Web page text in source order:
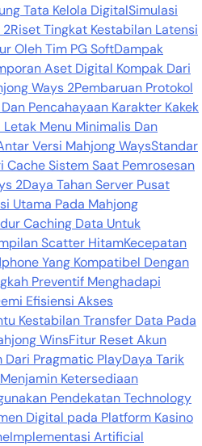
Tata Kelola DigitalSimulasi
2Riset Tingkat Kestabilan Latensi
Oleh Tim PG SoftDampak
Aset Digital Kompak Dari
Ways 2Pembaruan Protokol
Pencahayaan Karakter Kakek
Letak Menu Minimalis Dan
Versi Mahjong WaysStandar
Cache Sistem Saat Pemrosesan
2Daya Tahan Server Pusat
Utama Pada Mahjong
Caching Data Untuk
Scatter HitamKecepatan
Yang Kompatibel Dengan
Preventif Menghadapi
Efisiensi Akses
Kestabilan Transfer Data Pada
WinsFitur Reset Akun
Dari Pragmatic PlayDaya Tarik
Ketersediaan
Pendekatan Technology
Digital pada Platform Kasino
Implementasi Artificial